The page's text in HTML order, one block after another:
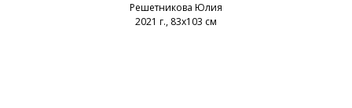
Решетникова Юлия
2021 г., 83х103 см